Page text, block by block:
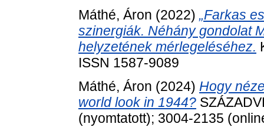
Máthé, Áron (2022) „Farkas
szinergiák. Néhány gondolat
helyzetének mérlegeléséhez.
ISSN 1587-9089
Máthé, Áron (2024) Hogy
world look in 1944?
(nyomtatott); 3004-2135